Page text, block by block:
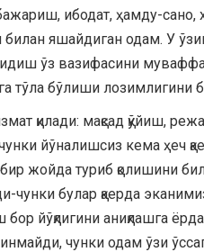
ибодат, ҳамду-сано,
билан яшайдиган одам. У
ўз вазифасини
тўла бўлиши лозимлигини
қилади: мақсад қўйиш,
йўналишсиз кема ҳеч
жойда туриб қолишини
чунки булар қаерда
бор йўқлигини аниқлашга
чунки одам ўзи